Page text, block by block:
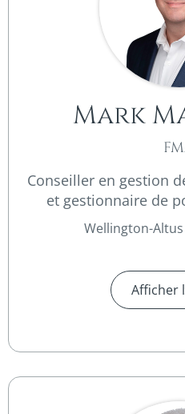
Mark
Conseiller en gestion
et gestionnaire de
Wellington-
Afficher